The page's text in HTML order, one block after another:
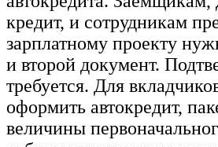
кредит, и сотрудникам
зарплатному проекту
и второй документ.
требуется. Для
оформить автокредит,
величины